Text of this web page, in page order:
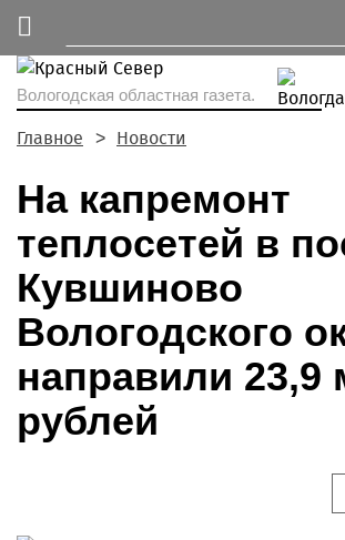
Вологодская областная газета.
Главное Новости
На капремонт
теплосетей в
Кувшиново
Вологодского
направили 23,9
рублей